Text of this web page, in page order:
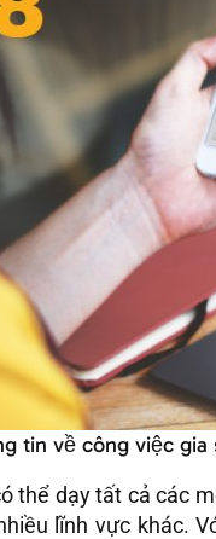
tin về công việc gia
thể dạy tất cả các
lĩnh vực khác.